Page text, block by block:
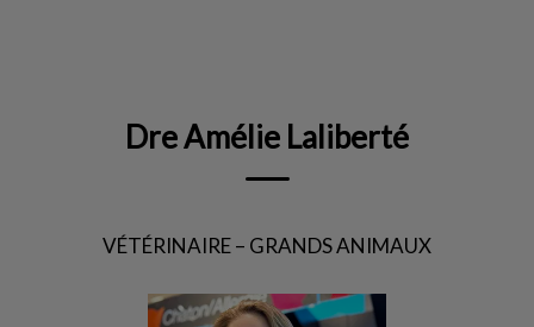
Dre Amélie Laliberté
VÉTÉRINAIRE – GRANDS ANIMAUX